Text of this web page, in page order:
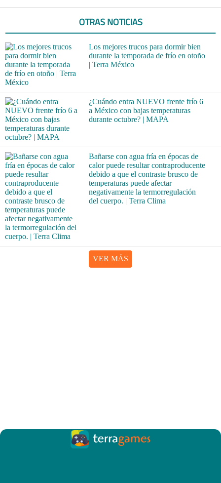
OTRAS NOTICIAS
Los mejores trucos para dormir bien
durante la temporada de frío en otoño
| Terra México
¿Cuándo entra NUEVO frente frío 6
a México con bajas temperaturas
durante octubre? | MAPA
Bañarse con agua fría en épocas de
calor puede resultar contraproducente
debido a que el contraste brusco de
temperaturas puede afectar
negativamente la termorregulación
del cuerpo. | Terra Clima
VER MÁS